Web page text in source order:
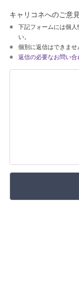
キャリコネへのご意
下記フォームには個
い。
個別に返信はできませ
返信の必要なお問い合